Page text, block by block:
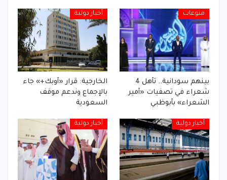
منوعات
بينهم سودانية.. تأهل 4
شعراء في تصفيات «أمير
الشعراء» بأبوظبي
أخبار دولية
الخارجية: قرار «أوبك+» جاء
بالإجماع وندعم موقف
السعودية
أخبار دولية أخبار دولية